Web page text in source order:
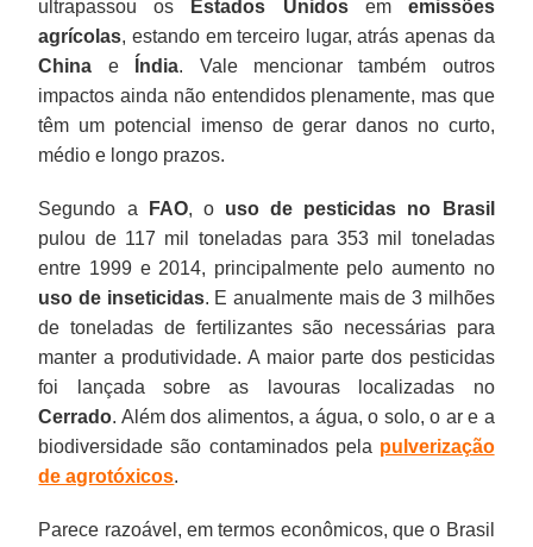
ultrapassou os Estados Unidosem emissões
agrícolas, estando em terceiro lugar, atrás apenas da
China e Índia. Vale mencionar também outros
impactos ainda não entendidos plenamente, mas que
têm um potencial imenso de gerar danos no curto,
médio e longo prazos.
Segundo a FAO, o uso de pesticidas no Brasil
pulou de 117 mil toneladas para 353 mil toneladas
entre 1999 e 2014, principalmente pelo aumento no
uso de inseticidas. E anualmente mais de 3 milhões
de toneladas de fertilizantes são necessárias para
manter a produtividade. A maior parte dos pesticidas
foi lançada sobre as lavouras localizadas no
Cerrado. Além dos alimentos, a água, o solo, o ar e a
biodiversidade são contaminados pela pulverização
de agrotóxicos.
Parece razoável, em termos econômicos, que o Brasil